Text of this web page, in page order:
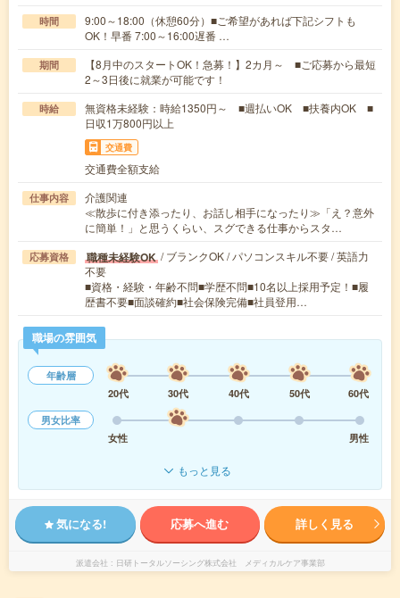
時間
9:00～18:00（休憩60分）■ご希望があれば下記シフトも
OK！早番 7:00～16:00遅番 …
期間
【8月中のスタートOK！急募！】2カ月～ ■ご応募から最短
2～3日後に就業が可能です！
時給
無資格未経験：時給1350円～ ■週払いOK ■扶養内OK ■
日収1万800円以上
交通費
交通費全額支給
仕事内容
介護関連
≪散歩に付き添ったり、お話し相手になったり≫「え？意外
に簡単！」と思うくらい、スグできる仕事からスタ…
応募資格 職種未経験OK / ブランクOK / パソコンスキル不要 / 英語力
不要
■資格・経験・年齢不問■学歴不問■10名以上採用予定！■履
歴書不要■面談確約■社会保険完備■社員登用…
職場の雰囲気
年齢層
20代
30代 40代 50代
60代
男女比率
女性
男性
もっと見る
気になる! 応募へ進む 詳しく見る
派遣会社 日研トータルソーシング株式会社 メディカルケア事業部